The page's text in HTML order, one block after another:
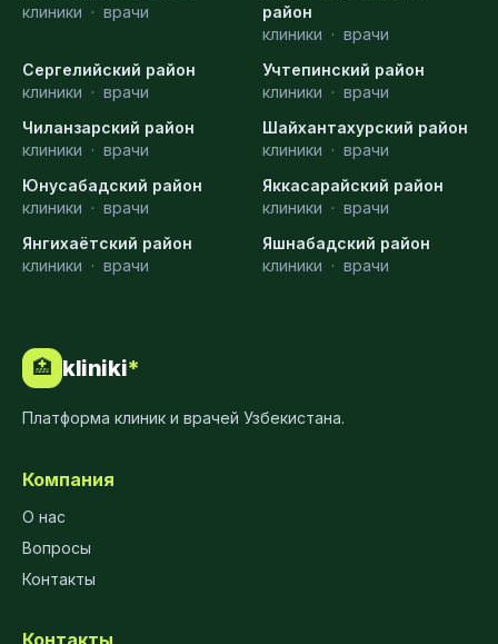
клиники · врачи
район
клиники · врачи
Сергелийский район
клиники · врачи
Учтепинский район
клиники · врачи
Чиланзарский район
клиники · врачи
Шайхантахурский район
клиники · врачи
Юнусабадский район
клиники · врачи
Яккасарайский район
клиники · врачи
Янгихаётский район
клиники · врачи
Яшнабадский район
клиники · врачи
🏥 kliniki*
Платформа клиник и врачей Узбекистана.
Компания
О нас
Вопросы
Контакты
Контакты